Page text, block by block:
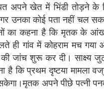
अपने खेत में भिंडी तोड़ने
उनका कोई पता नहीं चल
का कहना है कि मृतक के
ही गांव में कोहराम मच
जांच शुरू कर दी। साक्ष्य
कि प्रथम दृष्टया मामला
अपने पीछे पत्नी